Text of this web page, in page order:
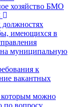
хозяйство БМО
имеющихся в
муниципальную
к
вакантных
которым можно
по вопросу